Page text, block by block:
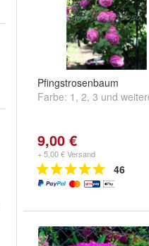
Pfingstrosenbaum
Farbe: 1 , 2, 3 und
9,00 €
+ 5,00 € Versand
46